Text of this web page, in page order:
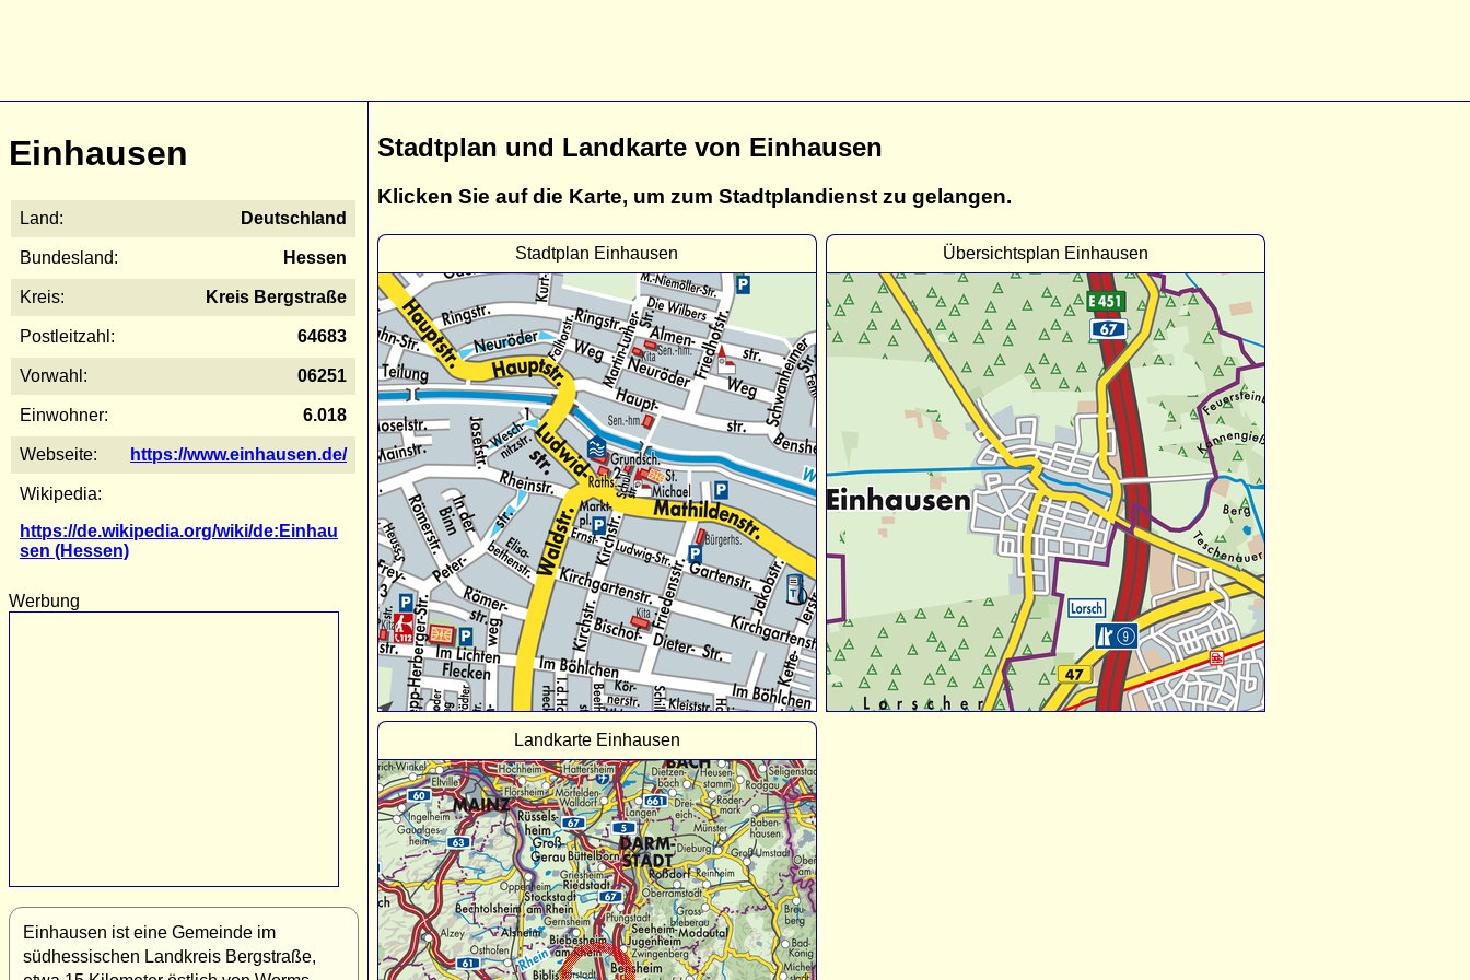
Einhausen
Land: Deutschland
Bundesland: Hessen
Kreis: Kreis Bergstraße
Postleitzahl: 64683
Vorwahl: 06251
Einwohner: 6.018
Webseite: https://www.einhausen.de/
Wikipedia:
https://de.wikipedia.org/wiki/de:Einhau
sen (Hessen)
Werbung
Einhausen ist eine Gemeinde im
südhessischen Landkreis Bergstraße,
Stadtplan und Landkarte von Einhausen
Klicken Sie auf die Karte, um zum Stadtplandienst zu gelangen.
Stadtplan Einhausen Übersichtsplan Einhausen
Landkarte Einhausen